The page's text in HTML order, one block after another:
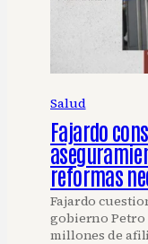
Salud
Fajardo
reformas
Fajardo
gobierno Petro
millones de